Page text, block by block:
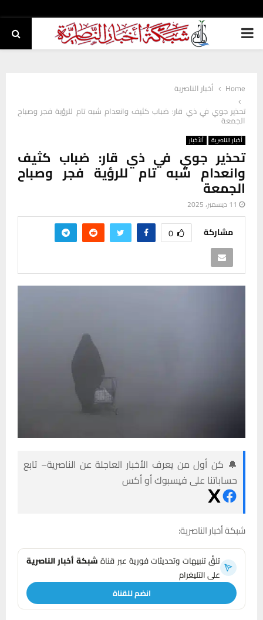
PRIMARY
Home
أخبار الناصرية
تحذير جوي في ذي قار: ضباب كثيف وانعدام شبه تام للرؤية فجر وصباح
الجمعة
أخبار الناصرية ألأخبار
تحذير جوي في ذي قار: ضباب كثيف
وانعدام شبه تام للرؤية فجر وصباح
الجمعة
11 ديسمبر، 2025
مشاركة 0
🔔 كن أول من يعرف الأخبار العاجلة عن الناصرية– تابع
حساباتنا على فيسبوك أو أكس
شبكة أخبار الناصرية:
تلقَّ تنبيهات وتحديثات فورية عبر قناةشبكة أخبار الناصرية
على التليغرام
انضم للقناة